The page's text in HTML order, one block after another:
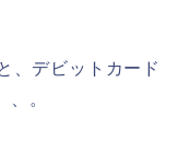
、デビットカード
。